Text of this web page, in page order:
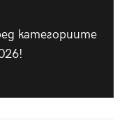
категориите